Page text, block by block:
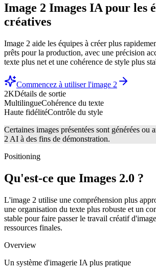
Image 2 Images IA pour les
créatives
Image 2 aide les équipes à créer plus
prêts pour la production, avec une précision
texte plus net et une cohérence de style plus
Commencez à utiliser l'image 2
2KDétails de sortie
MultilingueCohérence du texte
Haute fidélitéContrôle du style
Certaines images présentées sont générées ou
2 AI à des fins de démonstration.
Positioning
Qu'est-ce que Images 2.0 ?
L'image 2 utilise une compréhension plus
une organisation du texte plus robuste et un
stable pour faire passer le travail créatif
ressources finales.
Overview
Un système d'imagerie IA plus pratique